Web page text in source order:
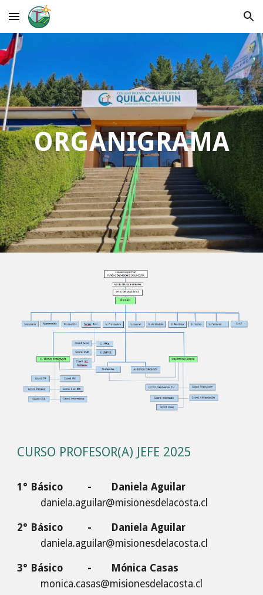
Skip to main content Skip to navigation
ORGANIGRAMA
CURSO PROFESOR(A) JEFE 2025
1° Básico -
Daniela Aguilar
daniela.aguilar@misionesdelacosta.cl
2° Básico -
Daniela Aguilar
daniela.aguilar@misionesdelacosta.cl
3° Básico -
Mónica Casas
monica.casas@misionesdelacosta.cl